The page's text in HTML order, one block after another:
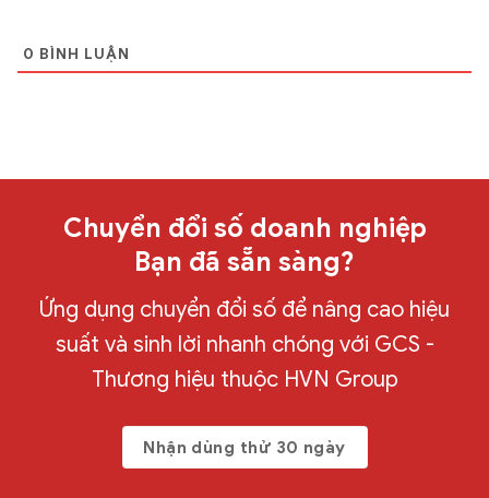
0 BÌNH LUẬN
Chuyển đổi số doanh nghiệp
Bạn đã sẵn sàng?
Ứng dụng chuyển đổi số để nâng cao hiệu
suất và sinh lời nhanh chóng với GCS -
Thương hiệu thuộc HVN Group
Nhận dùng thử 30 ngày